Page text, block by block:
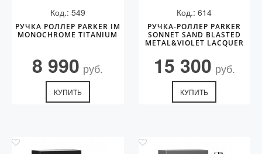
Код.: 549
РУЧКА РОЛЛЕР PARKER IM
MONOCHROME TITANIUM
8 990 руб.
КУПИТЬ
Код.: 614
РУЧКА-РОЛЛЕР PARKER
SONNET SAND BLASTED
METAL&VIOLET LACQUER
15 300 руб.
КУПИТЬ